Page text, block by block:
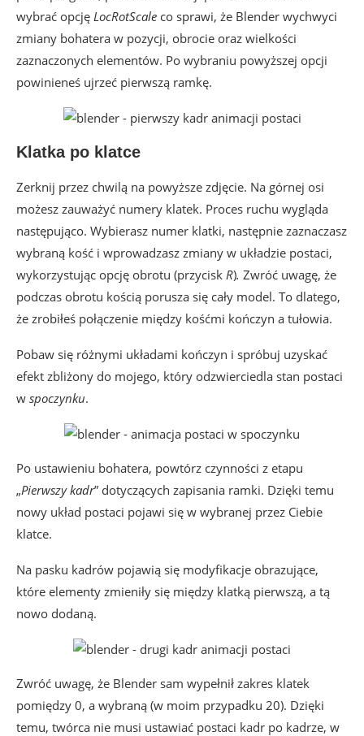
wybrać opcję LocRotScale co sprawi, że Blender wychwyci
zmiany bohatera w pozycji, obrocie oraz wielkości
zaznaczonych elementów. Po wybraniu powyższej opcji
powinieneś ujrzeć pierwszą ramkę.
Klatka po klatce
Zerknij przez chwilą na powyższe zdjęcie. Na górnej osi
możesz zauważyć numery klatek. Proces ruchu wygląda
następująco. Wybierasz numer klatki, następnie zaznaczasz
wybraną kość i wprowadzasz zmiany w układzie postaci,
wykorzystując opcję obrotu (przycisk R). Zwróć uwagę, że
podczas obrotu kością porusza się cały model. To dlatego,
że zrobiłeś połączenie między kośćmi kończyn a tułowia.
Pobaw się różnymi układami kończyn i spróbuj uzyskać
efekt zbliżony do mojego, który odzwierciedla stan postaci
w spoczynku.
Po ustawieniu bohatera, powtórz czynności z etapu
„Pierwszy kadr” dotyczących zapisania ramki. Dzięki temu
nowy układ postaci pojawi się w wybranej przez Ciebie
klatce.
Na pasku kadrów pojawią się modyfikacje obrazujące,
które elementy zmieniły się między klatką pierwszą, a tą
nowo dodaną.
Zwróć uwagę, że Blender sam wypełnił zakres klatek
pomiędzy 0, a wybraną (w moim przypadku 20). Dzięki
temu, twórca nie musi ustawiać postaci kadr po kadrze, w